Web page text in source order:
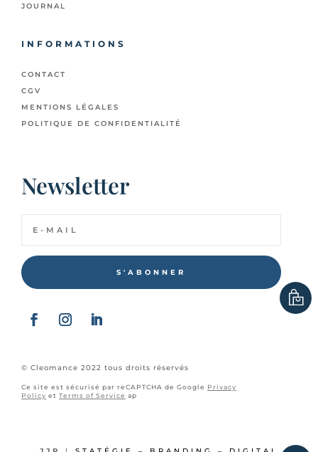
JOURNAL
INFORMATIONS
CONTACT
CGV
MENTIONS LÉGALES
POLITIQUE DE CONFIDENTIALITÉ
Newsletter
S'ABONNER
© Cleomance 2022 tous droits réservés
Ce site est sécurisé par reCAPTCHA de Google Privacy
Policy et Terms of Service ap